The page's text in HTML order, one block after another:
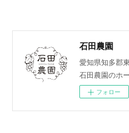
石田農園
愛知県知多郡
石田農園のホ
フォロー